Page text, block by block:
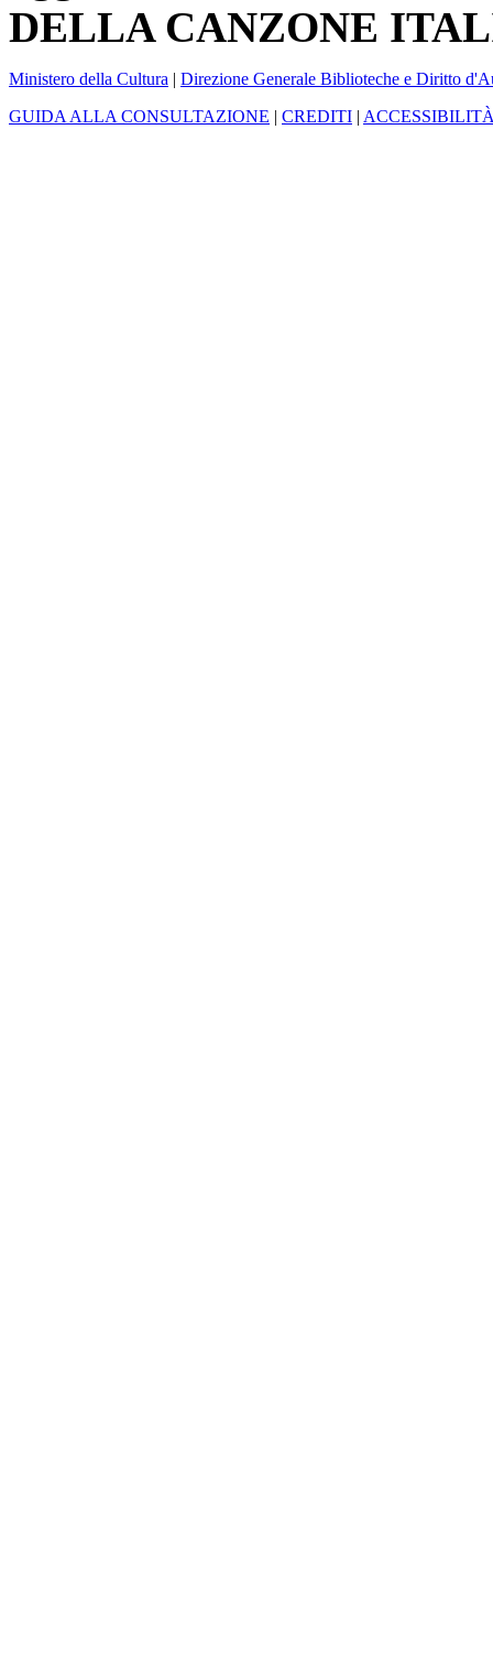
DELLA CANZONE
Ministero della Cultura | Direzione Generale Biblioteche e Diritto
GUIDA ALLA CONSULTAZIONE | CREDITI |